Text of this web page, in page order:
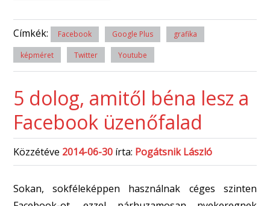
Címkék: Facebook Google Plus grafika
képméret Twitter Youtube
5 dolog, amitől béna lesz a
Facebook üzenőfalad
Közzétéve 2014-06-30 írta: Pogátsnik László
Sokan, sokféleképpen használnak céges szinten